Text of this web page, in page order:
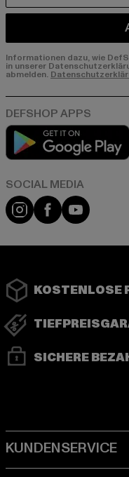
Informationen dazu, wie
in unserer
abmelden.
Instagram
FacebookYouTube
KOSTENLOSE
SICHERE